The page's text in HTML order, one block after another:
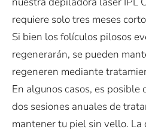
requiere solo tres meses
Si bien los folículos pilosos
regenerarán, se pueden
regeneren mediante
En algunos casos, es posible
dos sesiones anuales de
mantener tu piel sin vello. La